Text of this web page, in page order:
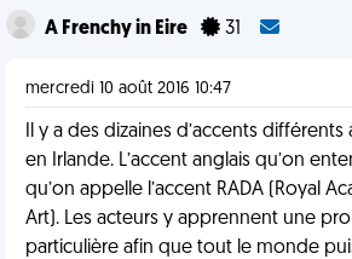
A Frenchy in Eire 31
mercredi 10 août 2016 10:47
Il y a des dizaines d’accents
en Irlande. L’accent anglais qu’on
qu’on appelle l’accent RADA (Royal
Art). Les acteurs y apprennent une
particulière afin que tout le monde